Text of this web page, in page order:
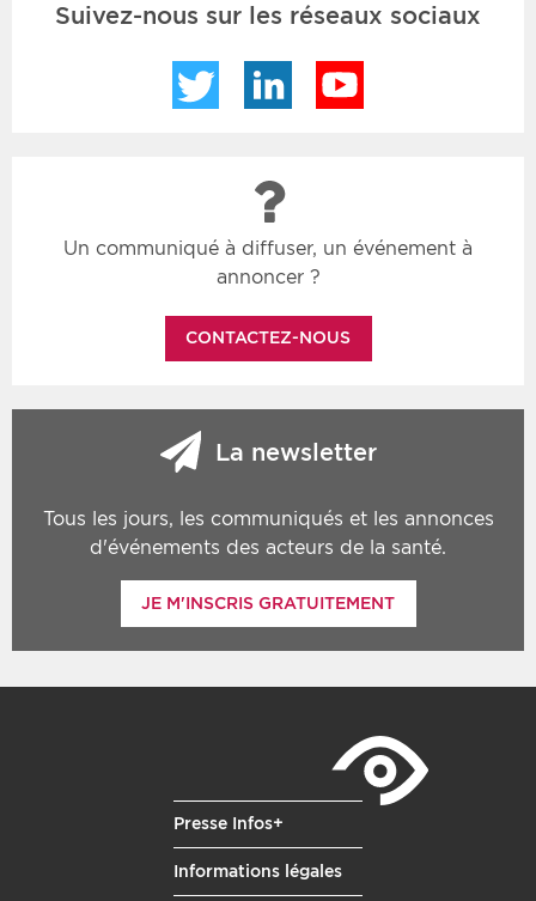
Suivez-nous sur les réseaux sociaux
Twitter LinkedIn
Un communiqué à diffuser, un événement à
annoncer ?
CONTACTEZ-NOUS
La newsletter
Tous les jours, les communiqués et les annonces
d'événements des acteurs de la santé.
JE M'INSCRIS GRATUITEMENT
Presse Infos+
Informations légales